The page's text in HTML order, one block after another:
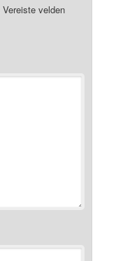
Vereiste velden